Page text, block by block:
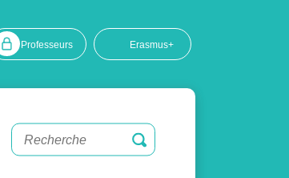
Professeurs Erasmus+